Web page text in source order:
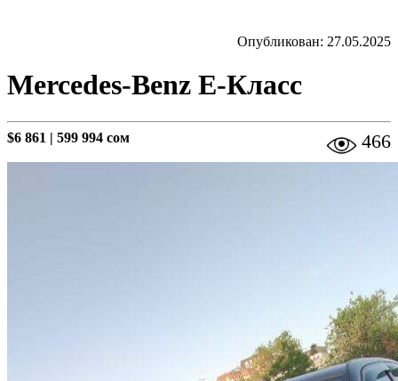
Опубликован: 27.05.2025
Mercedes-Benz E-Класс
$6 861 | 599 994 сом 466